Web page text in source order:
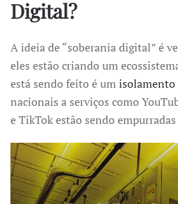
Digital?
A ideia de “soberania digital” é
eles estão criando um
está sendo feito é umisolamento
nacionais a serviços como
e TikTok estão sendo